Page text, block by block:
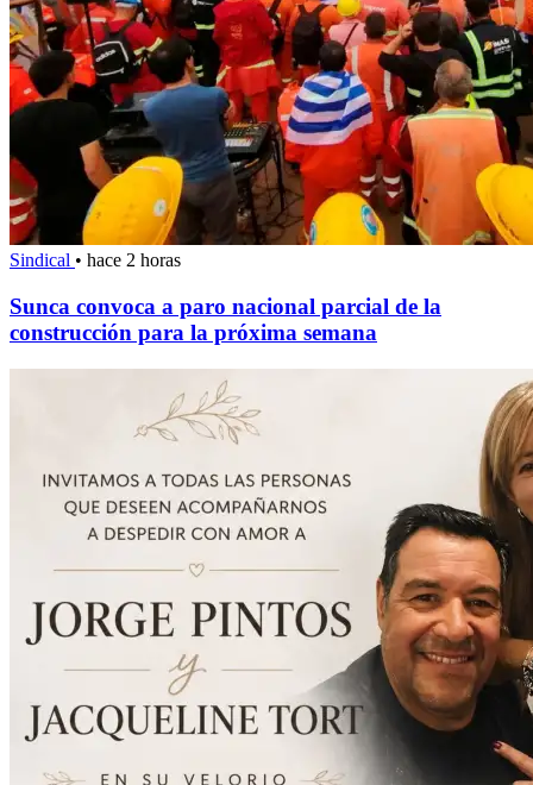
Sindical • hace 2 horas
Sunca convoca a paro nacional parcial de la
construcción para la próxima semana